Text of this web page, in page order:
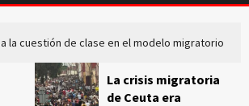
la cuestión de clase en el modelo migratorio
La crisis migratoria
de Ceuta era